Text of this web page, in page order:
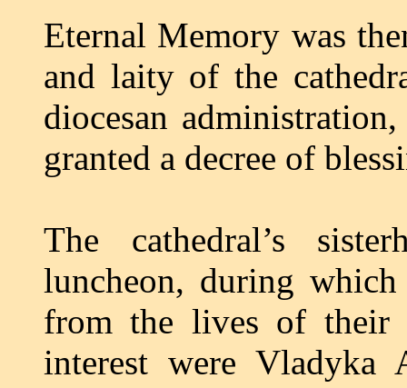
Eternal Memory was
and laity of the
diocesan
granted a decree of
The cathedral’s
luncheon, during which
from the lives of their
interest were Vladyka